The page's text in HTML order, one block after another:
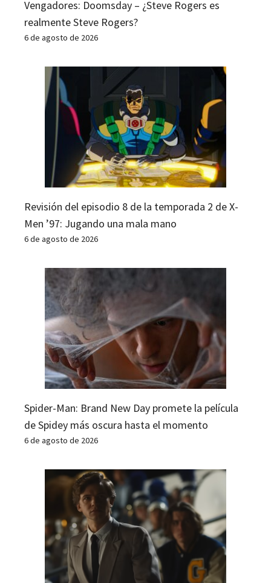
Vengadores: Doomsday – ¿Steve Rogers es
realmente Steve Rogers?
6 de agosto de 2026
Revisión del episodio 8 de la temporada 2 de X-
Men ’97: Jugando una mala mano
6 de agosto de 2026
Spider-Man: Brand New Day promete la película
de Spidey más oscura hasta el momento
6 de agosto de 2026